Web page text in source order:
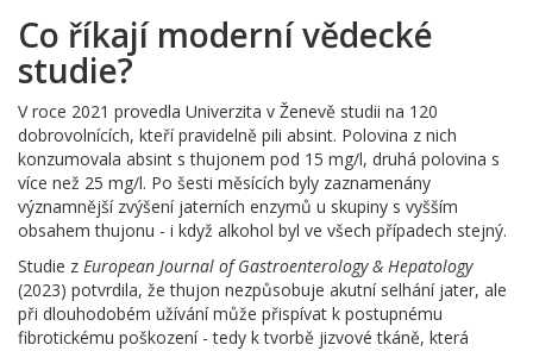
Co říkají moderní vědecké
studie?
V roce 2021 provedla Univerzita v Ženevě studii na 120
dobrovolnících, kteří pravidelně pili absint. Polovina z nich
konzumovala absint s thujonem pod 15 mg/l, druhá polovina s
více než 25 mg/l. Po šesti měsících byly zaznamenány
významnější zvýšení jaterních enzymů u skupiny s vyšším
obsahem thujonu - i když alkohol byl ve všech případech stejný.
Studie z European Journal of Gastroenterology & Hepatology
(2023) potvrdila, že thujon nezpůsobuje akutní selhání jater, ale
při dlouhodobém užívání může přispívat k postupnému
fibrotickému poškození - tedy k tvorbě jizvové tkáně, která